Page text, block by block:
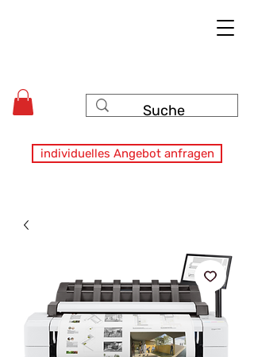
individuelles Angebot anfragen